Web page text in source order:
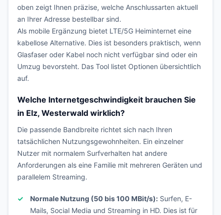
oben zeigt Ihnen präzise, welche Anschlussarten aktuell
an Ihrer Adresse bestellbar sind.
Als mobile Ergänzung bietet LTE/5G Heiminternet eine
kabellose Alternative. Dies ist besonders praktisch, wenn
Glasfaser oder Kabel noch nicht verfügbar sind oder ein
Umzug bevorsteht. Das Tool listet Optionen übersichtlich
auf.
Welche Internetgeschwindigkeit brauchen Sie
in Elz, Westerwald wirklich?
Die passende Bandbreite richtet sich nach Ihren
tatsächlichen Nutzungsgewohnheiten. Ein einzelner
Nutzer mit normalem Surfverhalten hat andere
Anforderungen als eine Familie mit mehreren Geräten und
parallelem Streaming.
Normale Nutzung (50 bis 100 MBit/s): Surfen, E-
Mails, Social Media und Streaming in HD. Dies ist für